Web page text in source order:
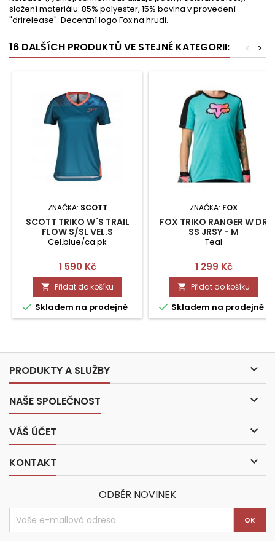
složení materiálu: 85% polyester, 15% bavlna v provedení
"drirelease". Decentní logo Fox na hrudi.
16 DALŠÍCH PRODUKTŮ VE STEJNÉ KATEGORII: >
<
ZNAČKA: SCOTT
SCOTT TRIKO W´S TRAIL
FLOW S/SL VEL.S
Cel.blue/ca.pk
Cena
1 590 Kč
 Přidat do košíku
 Skladem na prodejně
ZNAČKA: FOX
FOX TRIKO RANGER W DR
SS JRSY - M
Teal
Cena
1 299 Kč
 Přidat do košíku
 Skladem na prodejně
PRODUKTY A SLUŽBY 
NAŠE SPOLEČNOST 
VÁŠ ÚČET 
KONTAKT 
ODBĚR NOVINEK